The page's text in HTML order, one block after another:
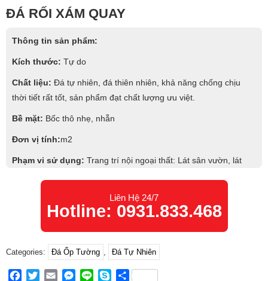
ĐÁ RỐI XÁM QUAY
Thông tin sản phẩm:
Kích thước: Tự do
Chất liệu: Đá tự nhiên, đá thiên nhiên, khả năng chống chịu
thời tiết rất tốt, sản phẩm đạt chất lượng ưu việt.
Bề mặt: Bốc thô nhẹ, nhẵn
Đơn vị tính:m2
Phạm vi sử dụng: Trang trí nội ngoại thất: Lát sân vườn, lát
Liên Hệ 24/7
Hotline: 0931.833.468
Categories: Đá Ốp Tường Đá Tự Nhiên
Facebook
TwitterEmailMessenger
Line SkypeShare